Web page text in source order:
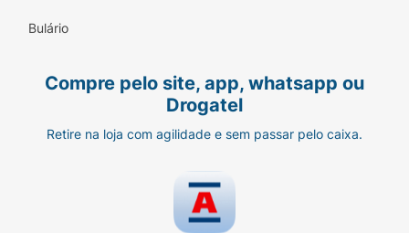
Bulário
Compre pelo site, app, whatsapp ou
Drogatel
Retire na loja com agilidade e sem passar pelo caixa.